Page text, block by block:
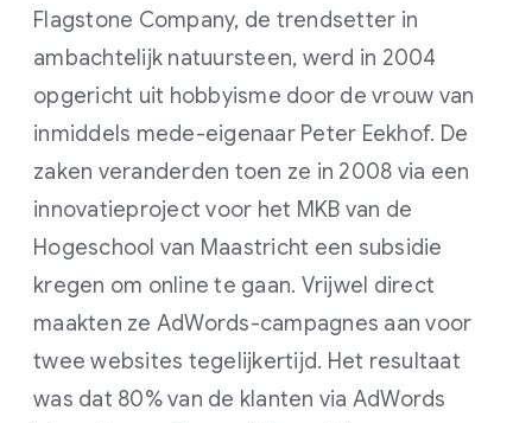
Flagstone Company, de trendsetter in
ambachtelijk natuursteen, werd in 2004
opgericht uit hobbyisme door de vrouw van
inmiddels mede-eigenaar Peter Eekhof. De
zaken veranderden toen ze in 2008 via een
innovatieproject voor het MKB van de
Hogeschool van Maastricht een subsidie
kregen om online te gaan. Vrijwel direct
maakten ze AdWords-campagnes aan voor
twee websites tegelijkertijd. Het resultaat
was dat 80% van de klanten via AdWords